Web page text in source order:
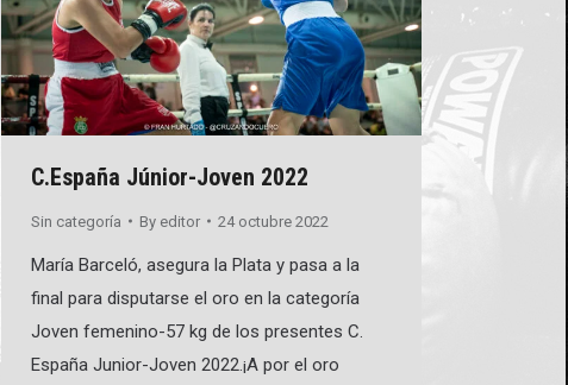
C.España Júnior-Joven 2022
Sin categoría By editor 24 octubre 2022
María Barceló, asegura la Plata y pasa a la
final para disputarse el oro en la categoría
Joven femenino-57 kg de los presentes C.
España Junior-Joven 2022.¡A por el oro